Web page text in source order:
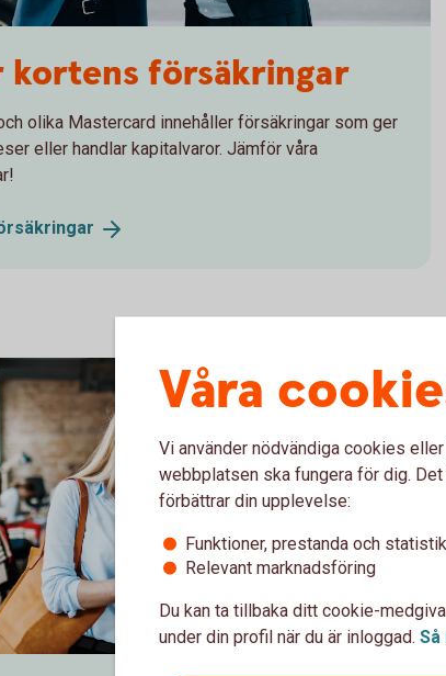
kortens försäkringar
olika Mastercard innehåller försäkringar som ger
eller handlar kapitalvaror. Jämför våra
Våra
Vi använder nödvändiga cookies
webbplatsen ska fungera för dig.
förbättrar din upplevelse:
Funktioner, prestanda och statistik
Relevant marknadsföring
Du kan ta tillbaka ditt cookie-
under din profil när du är inloggad.